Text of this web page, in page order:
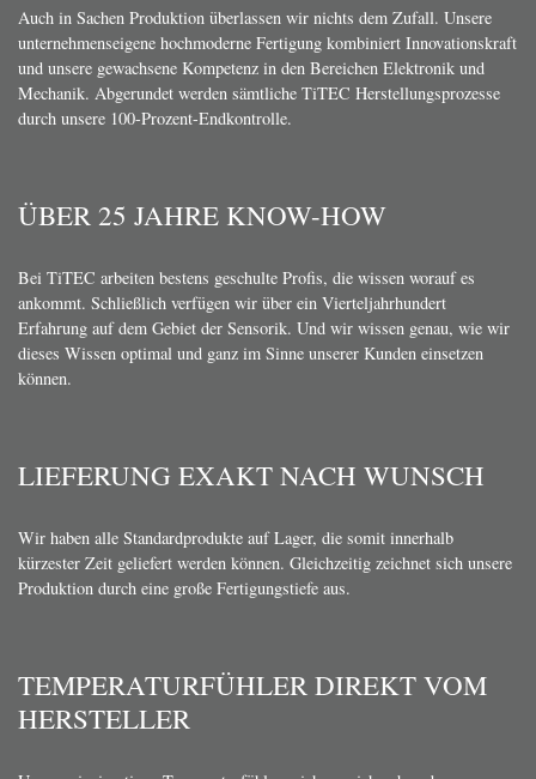
Auch in Sachen Produktion überlassen wir nichts dem Zufall. Unsere
unternehmenseigene hochmoderne Fertigung kombiniert Innovationskraft
und unsere gewachsene Kompetenz in den Bereichen Elektronik und
Mechanik. Abgerundet werden sämtliche TiTEC Herstellungsprozesse
durch unsere 100-Prozent-Endkontrolle.
ÜBER 25 JAHRE KNOW-HOW
Bei TiTEC arbeiten bestens geschulte Profis, die wissen worauf es
ankommt. Schließlich verfügen wir über ein Vierteljahrhundert
Erfahrung auf dem Gebiet der Sensorik. Und wir wissen genau, wie wir
dieses Wissen optimal und ganz im Sinne unserer Kunden einsetzen
können.
LIEFERUNG EXAKT NACH WUNSCH
Wir haben alle Standardprodukte auf Lager, die somit innerhalb
kürzester Zeit geliefert werden können. Gleichzeitig zeichnet sich unsere
Produktion durch eine große Fertigungstiefe aus.
TEMPERATURFÜHLER DIREKT VOM
HERSTELLER